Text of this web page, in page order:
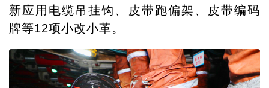
新应用电缆吊挂钩、皮带跑偏架、皮带编码
牌等12项小改小革。